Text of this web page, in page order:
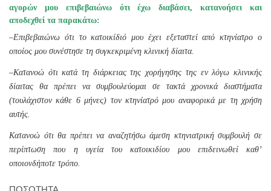
€31.10
through
€129.50
αγορών μου επιβεβαιώνω ότι έχω διαβάσει, κατανοήσει και
αποδεχθεί τα παρακάτω:
–Επιβεβαιώνω ότι το κατοικίδιό μου έχει εξεταστεί από κτηνίατρο ο
οποίος μου συνέστησε τη συγκεκριμένη κλινική δίαιτα.
–Κατανοώ ότι κατά τη διάρκειας της χορήγησης της εν λόγω κλινικής
δίαιτας θα πρέπει να συμβουλεύομαι σε τακτά χρονικά διαστήματα
(τουλάχιστον κάθε 6 μήνες) τον κτηνίατρό μου αναφορικά με τη χρήση
αυτής.
Κατανοώ ότι θα πρέπει να αναζητήσω άμεση κτηνιατρική συμβουλή σε
περίπτωση που η υγεία του κατοικιδίου μου επιδεινωθεί καθ’
οποιονδήποτε τρόπο.